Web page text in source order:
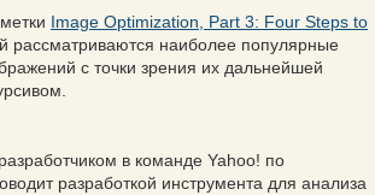
Image Optimization, Part 3: Four Steps to
рассматриваются наиболее популярные
с точки зрения их дальнейшей
в команде Yahoo! по
разработкой инструмента для анализа